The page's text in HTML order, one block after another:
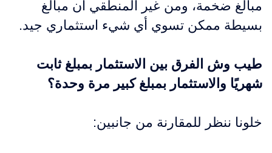
مبالغ ضخمة، ومن غير المنطقي أن مبالغ
بسيطة ممكن تسوي أي شيء استثماري جيد.
طيب وش الفرق بين الاستثمار بمبلغ ثابت
شهريًا والاستثمار بمبلغ كبير مرة وحدة؟
خلونا ننظر للمقارنة من جانبين: